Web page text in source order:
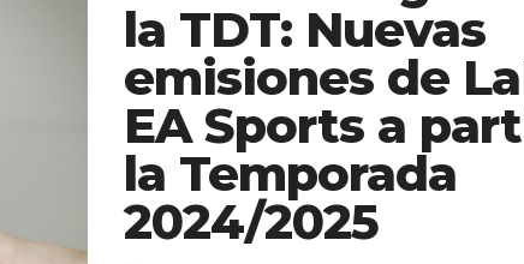
la TDT: Nuevas
emisiones de
EA Sports a
la Temporada
2024/2025